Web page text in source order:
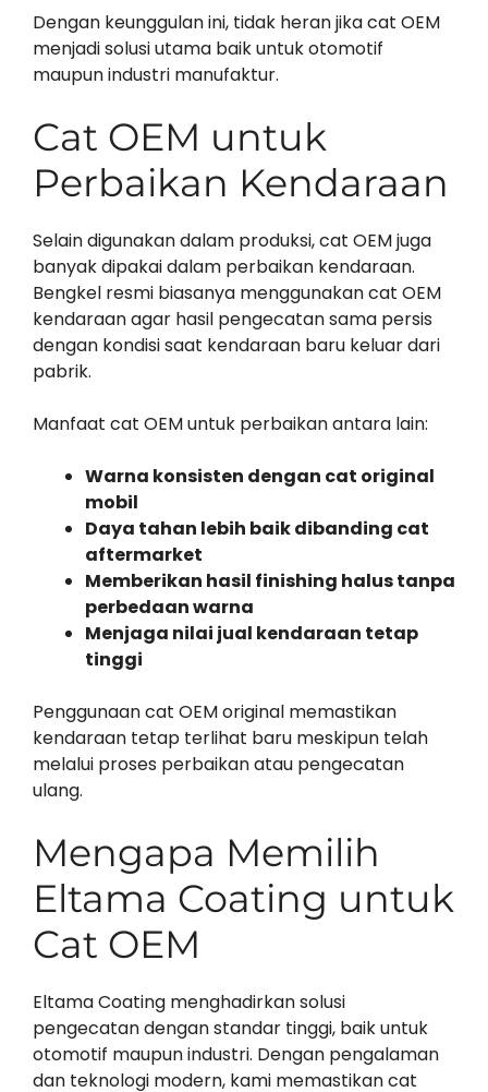
Dengan keunggulan ini, tidak heran jika cat OEM
menjadi solusi utama baik untuk otomotif
maupun industri manufaktur.
Cat OEM untuk
Perbaikan Kendaraan
Selain digunakan dalam produksi, cat OEM juga
banyak dipakai dalam perbaikan kendaraan.
Bengkel resmi biasanya menggunakan cat OEM
kendaraan agar hasil pengecatan sama persis
dengan kondisi saat kendaraan baru keluar dari
pabrik.
Manfaat cat OEM untuk perbaikan antara lain:
Warna konsisten dengan cat original
mobil
Daya tahan lebih baik dibanding cat
aftermarket
Memberikan hasil finishing halus tanpa
perbedaan warna
Menjaga nilai jual kendaraan tetap
tinggi
Penggunaan cat OEM original memastikan
kendaraan tetap terlihat baru meskipun telah
melalui proses perbaikan atau pengecatan
ulang.
Mengapa Memilih
Eltama Coating untuk
Cat OEM
Eltama Coating menghadirkan solusi
pengecatan dengan standar tinggi, baik untuk
otomotif maupun industri. Dengan pengalaman
dan teknologi modern, kami memastikan cat